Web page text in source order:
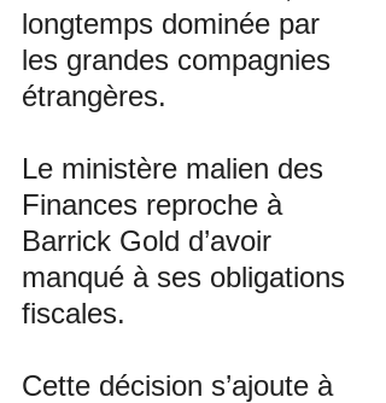
longtemps dominée par
les grandes compagnies
étrangères.
Le ministère malien des
Finances reproche à
Barrick Gold d’avoir
manqué à ses obligations
fiscales.
Cette décision s’ajoute à